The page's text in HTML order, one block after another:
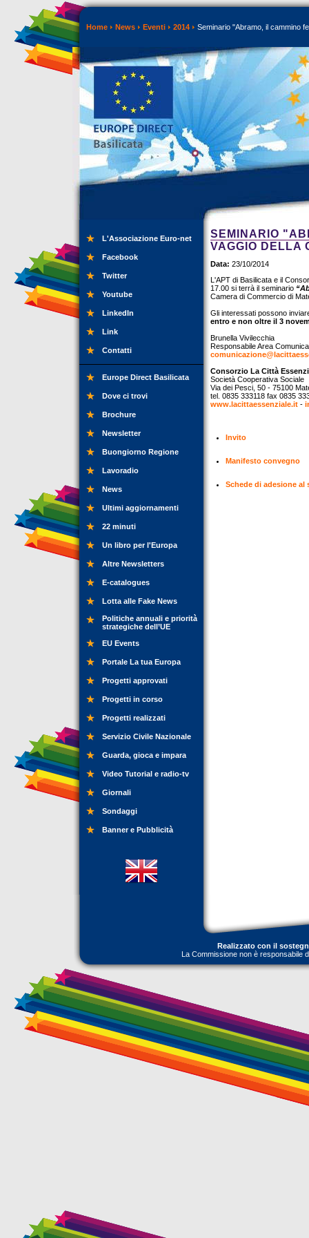
Home News Eventi 2014 Seminario "Abramo, il cammino
L'Associazione Euro-net
Facebook
Twitter
Youtube
LinkedIn
Link
Contatti
Europe Direct Basilicata
Dove ci trovi
Brochure
Newsletter
Buongiorno Regione
Lavoradio
News
Ultimi aggiornamenti
22 minuti
Un libro per l'Europa
Altre Newsletters
E-catalogues
Lotta alle Fake News
Politiche annuali e priorità
strategiche dell’UE
EU Events
Portale La tua Europa
Progetti approvati
Progetti in corso
Progetti realizzati
Servizio Civile Nazionale
Guarda, gioca e impara
Video Tutorial e radio-tv
Giornali
Sondaggi
Banner e Pubblicità
SEMINARIO
VAGGIO DELLA
Data: 23/10/2014
L'APT di Basilicata e il
17.00 si terrà il seminario
Camera di Commercio di
Gli interessati possono
entro e non oltre il 3
Brunella Vivilecchia
Responsabile Area
Consorzio La Città
Società Cooperativa Sociale
Via dei Pesci, 50 - 75100
tel. 0835 333118 fax 0835
www.lacittaessenziale.it -
Invito
Manifesto convegno
Schede di adesione al
Realizzato con il
La Commissione non è responsabile